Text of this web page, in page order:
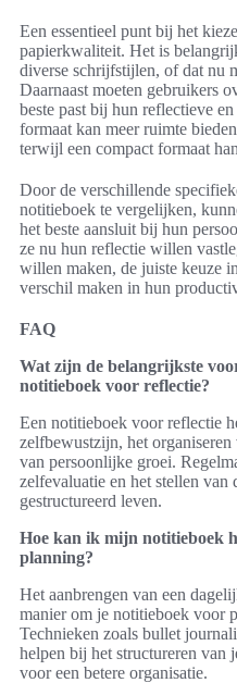
Een essentieel punt bij het
papierkwaliteit. Het is
diverse schrijfstijlen, of dat nu
Daarnaast moeten gebruikers
beste past bij hun reflectieve
formaat kan meer ruimte
terwijl een compact formaat
Door de verschillende
notitieboek te vergelijken,
het beste aansluit bij hun
ze nu hun reflectie willen
willen maken, de juiste keuze
verschil maken in hun
FAQ
Wat zijn de belangrijkste
notitieboek voor reflectie?
Een notitieboek voor reflectie
zelfbewustzijn, het organiseren
van persoonlijke groei.
zelfevaluatie en het stellen van
gestructureerd leven.
Hoe kan ik mijn notitieboek
planning?
Het aanbrengen van een
manier om je notitieboek voor
Technieken zoals bullet
helpen bij het structureren van
voor een betere organisatie.